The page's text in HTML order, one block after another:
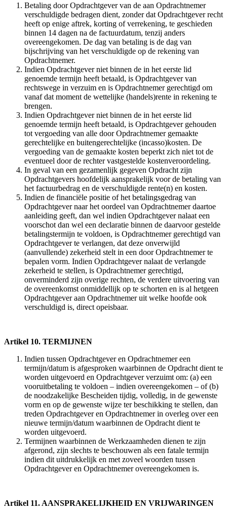
Betaling door Opdrachtgever van de aan Opdrachtnemer
verschuldigde bedragen dient, zonder dat Opdrachtgever recht
heeft op enige aftrek, korting of verrekening, te geschieden
binnen 14 dagen na de factuurdatum, tenzij anders
overeengekomen. De dag van betaling is de dag van
bijschrijving van het verschuldigde op de rekening van
Opdrachtnemer.
Indien Opdrachtgever niet binnen de in het eerste lid
genoemde termijn heeft betaald, is Opdrachtgever van
rechtswege in verzuim en is Opdrachtnemer gerechtigd om
vanaf dat moment de wettelijke (handels)rente in rekening te
brengen.
Indien Opdrachtgever niet binnen de in het eerste lid
genoemde termijn heeft betaald, is Opdrachtgever gehouden
tot vergoeding van alle door Opdrachtnemer gemaakte
gerechtelijke en buitengerechtelijke (incasso)kosten. De
vergoeding van de gemaakte kosten beperkt zich niet tot de
eventueel door de rechter vastgestelde kostenveroordeling.
In geval van een gezamenlijk gegeven Opdracht zijn
Opdrachtgevers hoofdelijk aansprakelijk voor de betaling van
het factuurbedrag en de verschuldigde rente(n) en kosten.
Indien de financiële positie of het betalingsgedrag van
Opdrachtgever naar het oordeel van Opdrachtnemer daartoe
aanleiding geeft, dan wel indien Opdrachtgever nalaat een
voorschot dan wel een declaratie binnen de daarvoor gestelde
betalingstermijn te voldoen, is Opdrachtnemer gerechtigd van
Opdrachtgever te verlangen, dat deze onverwijld
(aanvullende) zekerheid stelt in een door Opdrachtnemer te
bepalen vorm. Indien Opdrachtgever nalaat de verlangde
zekerheid te stellen, is Opdrachtnemer gerechtigd,
onverminderd zijn overige rechten, de verdere uitvoering van
de overeenkomst onmiddellijk op te schorten en is al hetgeen
Opdrachtgever aan Opdrachtnemer uit welke hoofde ook
verschuldigd is, direct opeisbaar.
Artikel 10. TERMIJNEN
Indien tussen Opdrachtgever en Opdrachtnemer een
termijn/datum is afgesproken waarbinnen de Opdracht dient te
worden uitgevoerd en Opdrachtgever verzuimt om: (a) een
vooruitbetaling te voldoen – indien overeengekomen – of (b)
de noodzakelijke Bescheiden tijdig, volledig, in de gewenste
vorm en op de gewenste wijze ter beschikking te stellen, dan
treden Opdrachtgever en Opdrachtnemer in overleg over een
nieuwe termijn/datum waarbinnen de Opdracht dient te
worden uitgevoerd.
Termijnen waarbinnen de Werkzaamheden dienen te zijn
afgerond, zijn slechts te beschouwen als een fatale termijn
indien dit uitdrukkelijk en met zoveel woorden tussen
Opdrachtgever en Opdrachtnemer overeengekomen is.
Artikel 11. AANSPRAKELIJKHEID EN VRIJWARINGEN